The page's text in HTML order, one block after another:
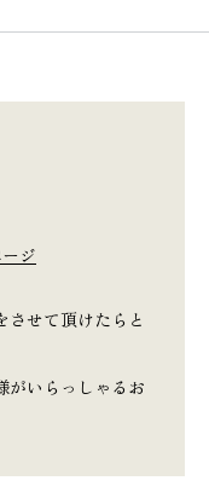
ジ
させて頂けたらと
がいらっしゃるお